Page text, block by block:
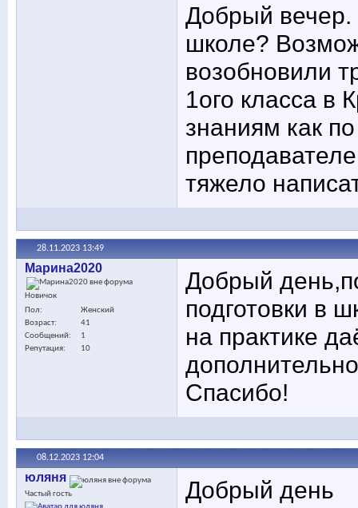
Добрый вечер.
школе?
возобновили
1ого класса в
знаниям как
тяжело
28.11.2023 13:49
Марина2020
Новичок
Пол
Женский
Возраст
41
Сообщений
1
Репутация
10
Добрый
подготовки в
на практике
Спасибо!
08.12.2023 12:04
юляня
Частый гость
Добрый день